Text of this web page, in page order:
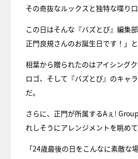
その奇抜なルックスと独特な喋り
この日はそんな『バズとぴ』編集
正門良規さんのお誕生日です！」
相葉から贈られたのはアイシング
ロゴ、そして『バズとぴ』のキャ
だ。
さらに、正門が所属するAぇ!
れしそうにアレンジメントを眺めて
「24歳最後の日をこんなに素敵